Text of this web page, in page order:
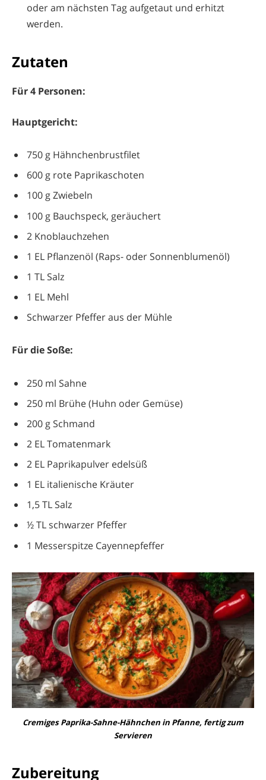
oder am nächsten Tag aufgetaut und erhitzt
werden.
Zutaten
Für 4 Personen:
Hauptgericht:
750 g Hähnchenbrustfilet
600 g rote Paprikaschoten
100 g Zwiebeln
100 g Bauchspeck, geräuchert
2 Knoblauchzehen
1 EL Pflanzenöl (Raps- oder Sonnenblumenöl)
1 TL Salz
1 EL Mehl
Schwarzer Pfeffer aus der Mühle
Für die Soße:
250 ml Sahne
250 ml Brühe (Huhn oder Gemüse)
200 g Schmand
2 EL Tomatenmark
2 EL Paprikapulver edelsüß
1 EL italienische Kräuter
1,5 TL Salz
½ TL schwarzer Pfeffer
1 Messerspitze Cayennepfeffer
Cremiges Paprika-Sahne-Hähnchen in Pfanne, fertig zum
Servieren
Zubereitung